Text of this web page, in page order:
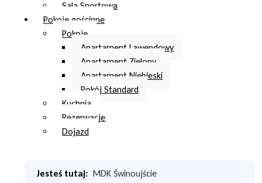
Sala Sportowa
Pokoje gościnne
Pokoje
Apartament Lawendowy
Apartament Zielony
Apartament Niebieski
Pokój Standard
Kuchnia
Rezerwacje
Dojazd
Jesteś tutaj: MDK Świnoujście